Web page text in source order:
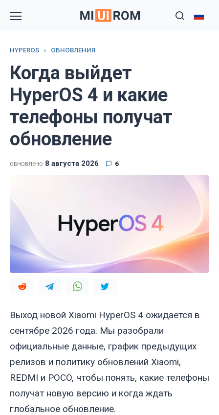
HYPEROS › ОБНОВЛЕНИЯ
Когда выйдет
HyperOS 4 и какие
телефоны получат
обновление
ОБНОВЛЕНО 8 августа 2026 6
Выход новой Xiaomi HyperOS 4 ожидается в
сентябре 2026 года. Мы разобрали
официальные данные, график предыдущих
релизов и политику обновлений Xiaomi,
REDMI и POCO, чтобы понять, какие телефоны
получат новую версию и когда ждать
глобальное обновление.